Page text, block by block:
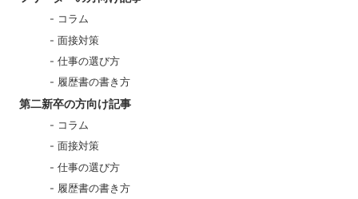
コラム
面接対策
仕事の選び方
履歴書の書き方
第二新卒の方向け記事
コラム
面接対策
仕事の選び方
履歴書の書き方